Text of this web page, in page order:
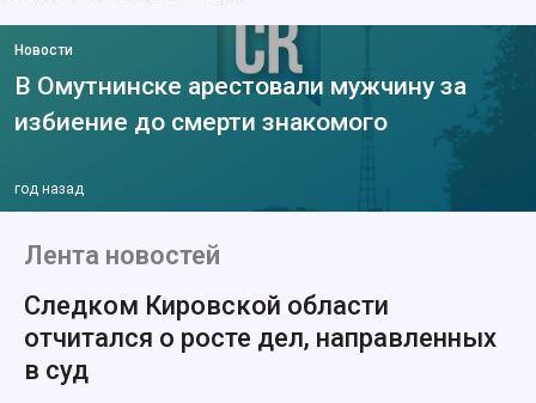
Новости
В Омутнинске арестовали мужчину за
избиение до смерти знакомого
год назад
Лента новостей
Следком Кировской области
отчитался о росте дел, направленных
в суд